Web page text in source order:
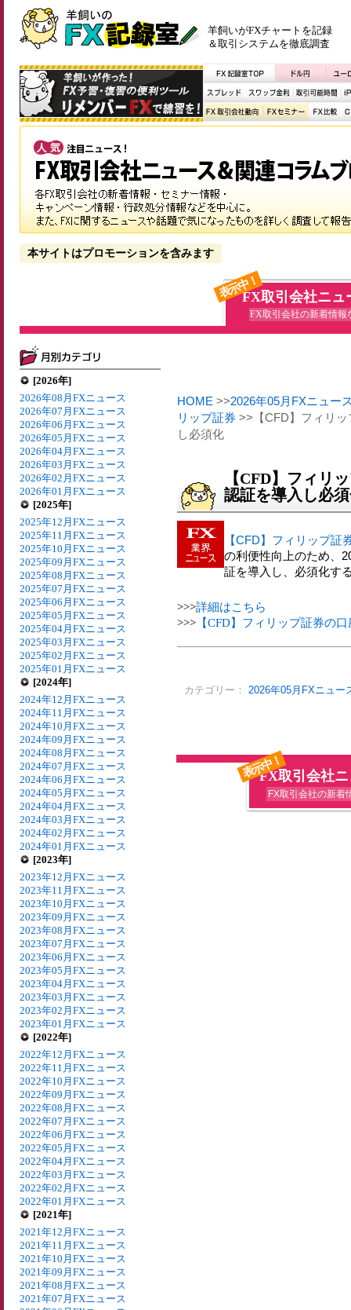
羊飼いがFXチャートを記録
＆取引システムを徹底調査
本サイトはプロモーションを含みます
表示中！FX取引会社ニュ
FX取引会社の新着情報
[2026年]
2026年08月FXニュース
2026年07月FXニュース
2026年06月FXニュース
2026年05月FXニュース
2026年04月FXニュース
2026年03月FXニュース
2026年02月FXニュース
2026年01月FXニュース
[2025年]
2025年12月FXニュース
2025年11月FXニュース
2025年10月FXニュース
2025年09月FXニュース
2025年08月FXニュース
2025年07月FXニュース
2025年06月FXニュース
2025年05月FXニュース
2025年04月FXニュース
2025年03月FXニュース
2025年02月FXニュース
2025年01月FXニュース
[2024年]
2024年12月FXニュース
2024年11月FXニュース
2024年10月FXニュース
2024年09月FXニュース
2024年08月FXニュース
2024年07月FXニュース
2024年06月FXニュース
2024年05月FXニュース
2024年04月FXニュース
2024年03月FXニュース
2024年02月FXニュース
2024年01月FXニュース
[2023年]
2023年12月FXニュース
2023年11月FXニュース
2023年10月FXニュース
2023年09月FXニュース
2023年08月FXニュース
2023年07月FXニュース
2023年06月FXニュース
2023年05月FXニュース
2023年04月FXニュース
2023年03月FXニュース
2023年02月FXニュース
2023年01月FXニュース
[2022年]
2022年12月FXニュース
2022年11月FXニュース
2022年10月FXニュース
2022年09月FXニュース
2022年08月FXニュース
2022年07月FXニュース
2022年06月FXニュース
2022年05月FXニュース
2022年04月FXニュース
2022年03月FXニュース
2022年02月FXニュース
2022年01月FXニュース
[2021年]
2021年12月FXニュース
2021年11月FXニュース
2021年10月FXニュース
2021年09月FXニュース
2021年08月FXニュース
2021年07月FXニュース
HOME >>2026年05月FXニュー
リップ証券 >>【CFD】フィリ
し必須化
【CFD】フィリ
認証を導入し必
【CFD】フィリップ証
の利便性向上のため、
証を導入し、必須化す
>>>詳細はこちら
>>> 【CFD】フィリップ証券の
カテゴリー： 2026年05月FXニュー
表示中！
FX取引会社
FX取引会社の新着